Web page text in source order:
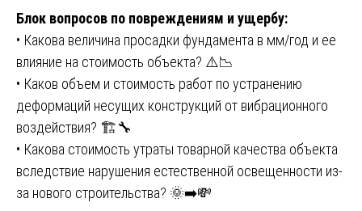
Блок вопросов по повреждениям и ущербу:
• Какова величина просадки фундамента в мм/год и ее
влияние на стоимость объекта? ⚠️📉
• Каков объем и стоимость работ по устранению
деформаций несущих конструкций от вибрационного
воздействия? 🏗️🔧
• Какова стоимость утраты товарной качества объекта
вследствие нарушения естественной освещенности из-
за нового строительства? 🌞➡️💸